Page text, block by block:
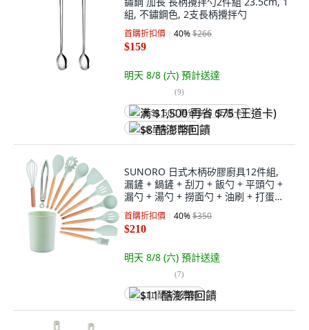
組, 不鏽鋼色, 2支長柄攪拌勺
首購折扣價 40%$266
$159
明天 8/8 (六) 預計送達
(9)
满 $1,500 再省 $75 (王道卡)
$8 酷澎幣回饋
SUNORO 日式木柄矽膠廚具12件組,
漏鏟 + 鍋鏟 + 刮刀 + 飯勺 + 平頭勺 +
漏勺 + 湯勺 + 撈面勺 + 油刷 + 打蛋器
+ 食物夾 + 收納桶, 1組, 綠色
首購折扣價 40%$350
$210
明天 8/8 (六) 預計送達
(7)
$11 酷澎幣回饋